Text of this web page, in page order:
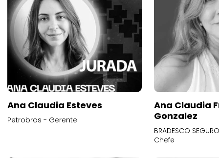
Ana Claudia Esteves
Petrobras - Gerente
Ana Claudia
Gonzalez
BRADESCO
Chefe